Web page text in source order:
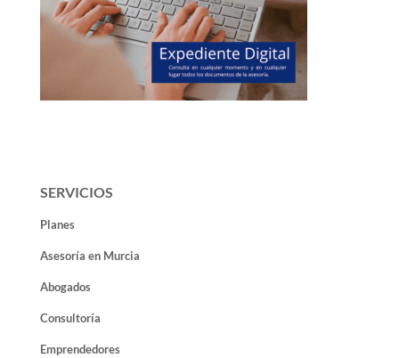
SERVICIOS
Planes
Asesoría en Murcia
Abogados
Consultoría
Emprendedores